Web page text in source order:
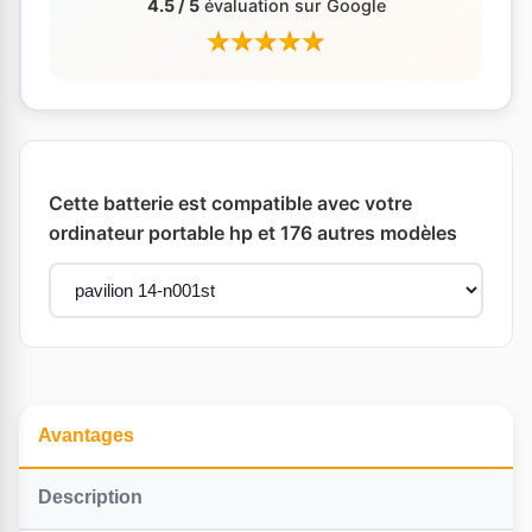
4.5 / 5évaluation sur Google
Cette batterie est compatible avec votre
ordinateur portable hp et 176 autres modèles
Avantages
Description